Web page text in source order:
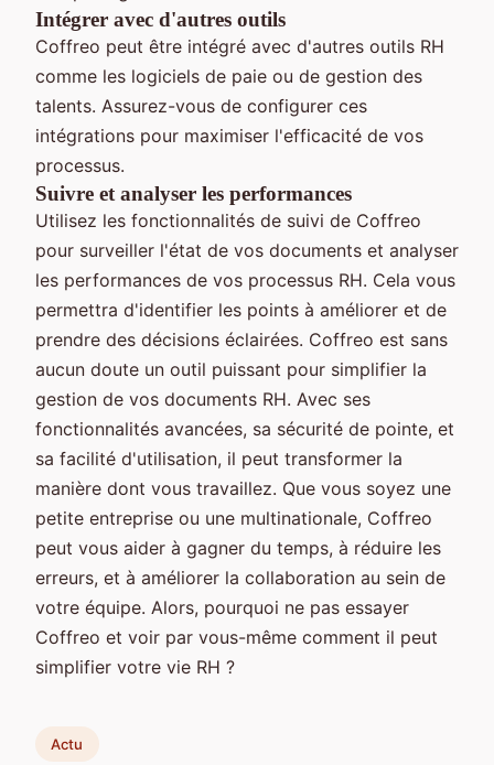
Intégrer avec d'autres outils
Coffreo peut être intégré avec d'autres outils RH
comme les logiciels de paie ou de gestion des
talents. Assurez-vous de configurer ces
intégrations pour maximiser l'efficacité de vos
processus.
Suivre et analyser les performances
Utilisez les fonctionnalités de suivi de Coffreo
pour surveiller l'état de vos documents et analyser
les performances de vos processus RH. Cela vous
permettra d'identifier les points à améliorer et de
prendre des décisions éclairées. Coffreo est sans
aucun doute un outil puissant pour simplifier la
gestion de vos documents RH. Avec ses
fonctionnalités avancées, sa sécurité de pointe, et
sa facilité d'utilisation, il peut transformer la
manière dont vous travaillez. Que vous soyez une
petite entreprise ou une multinationale, Coffreo
peut vous aider à gagner du temps, à réduire les
erreurs, et à améliorer la collaboration au sein de
votre équipe. Alors, pourquoi ne pas essayer
Coffreo et voir par vous-même comment il peut
simplifier votre vie RH ?
Actu